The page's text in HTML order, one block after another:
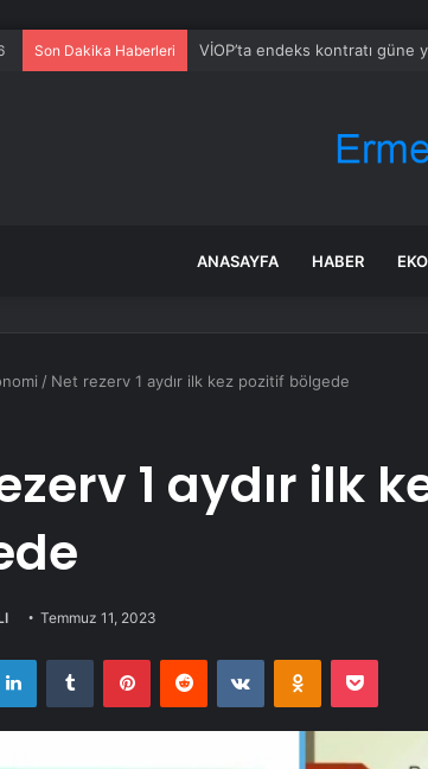
Son Dakika Haberleri VİOP’ta endeks kontratı güne
ANASAYFA HABER
/ Net rezerv 1 aydır ilk kez pozitif bölgede
1 aydır ilk
Temmuz 11, 2023
LinkedInTumblr PinterestReddit VKontakteOdnoklassniki
Pocket